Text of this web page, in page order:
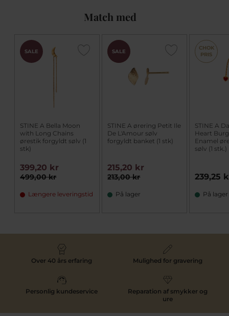
Match med
SALE
STINE A Bella Moon
with Long Chains
ørestik forgyldt sølv (1
stk)
499,00 kr
399,20 kr
Længere leveringstid
PRIS
SALE
STINE A ørering Petit Ile
De L'Amour sølv
forgyldt banket (1 stk)
213,00 kr
215,20 kr
På lager
CHOK
PRIS
STINE A
Heart
Enamel
sølv (1 stk.)
239,25
På lager
Over 40 års erfaring Mulighed for gravering
Personlig kundeservice
Reparation af smykker og
ure